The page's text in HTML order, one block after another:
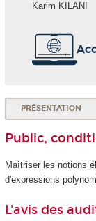
Karim KILANI
PRÉSENTATION
Public,
Maîtriser les notions
d'expressions
L'avis des